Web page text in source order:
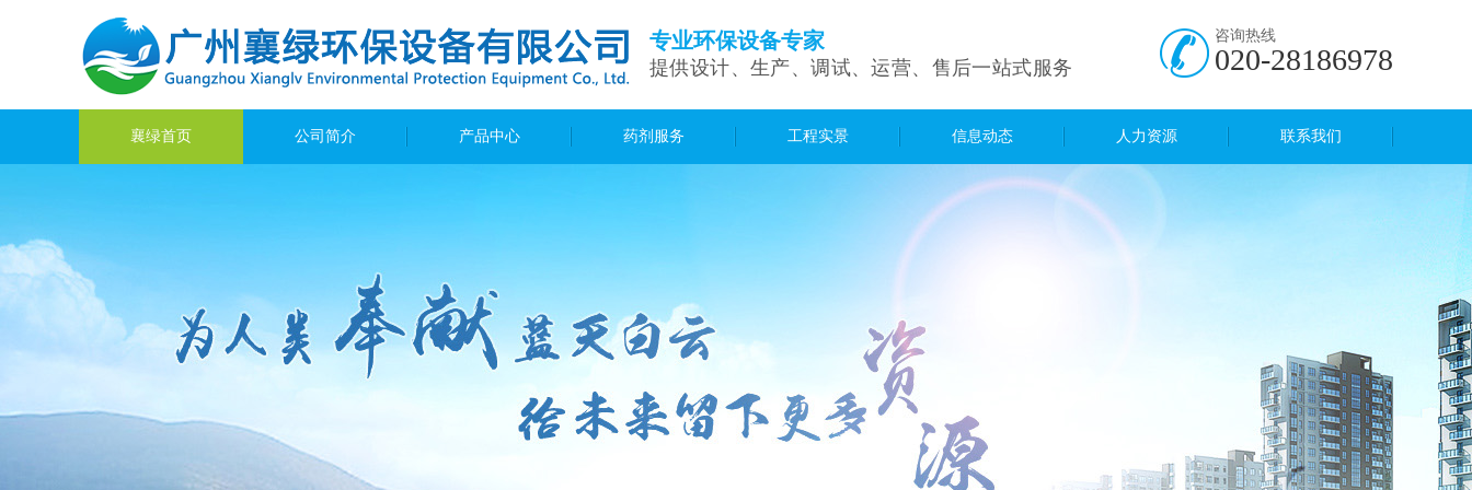
专业环保设备专家
提供设计、生产、调试、运营、售后一站式服务
咨询热线
020-28186978
襄绿首页 公司简介 产品中心 药剂服务 工程实景 信息动态 人力资源 联系我们